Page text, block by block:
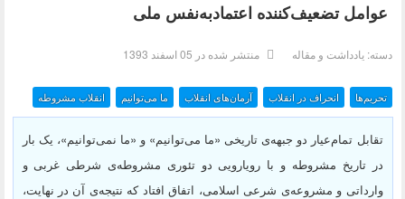
عوامل تضعیف‌کننده‌ اعتمادبه‌نفس ملی
دسته:یادداشت و مقاله منتشر شده در 05 اسفند 1393
تحریم‌ها انحراف در انقلاب آرمان‌های انقلاب ما می‌توانیم انقلاب مشروطه
تقابل تمام‌عیار دو جبهه‌ی تاریخی «ما می‌توانیم» و «ما نمی‌توانیم»، یک بار
در تاریخ مشروطه و با رویارویی دو تئوری مشروطه‌ی شرطی غربی و
وارداتی و مشروعه‌ی شرعی اسلامی، اتفاق افتاد که نتیجه‌ی آن در نهایت،